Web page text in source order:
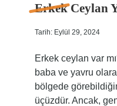
Erkek Ceylan
Tarih: Eylül 29, 2024
Erkek ceylan var
baba ve yavru
bölgede
üçüzdür. Ancak,